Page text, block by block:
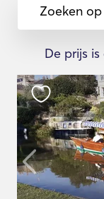
Zoeken op
De prijs